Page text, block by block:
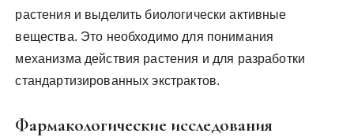
растения и выделить биологически активные
вещества. Это необходимо для понимания
механизма действия растения и для разработки
стандартизированных экстрактов.
Фармакологические исследования